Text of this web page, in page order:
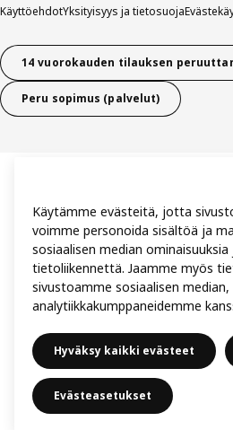
KäyttöehdotYksityisyys ja tietosuoja
14 vuorokauden tilauksen
Peru sopimus (palvelut)
Käytämme evästeitä, jotta
voimme personoida sisältöä ja
sosiaalisen median ominaisuuksia
tietoliikennettä. Jaamme myös
sivustoamme sosiaalisen
analytiikkakumppaneidemme
Hyväksy kaikki evästeet
Evästeasetukset